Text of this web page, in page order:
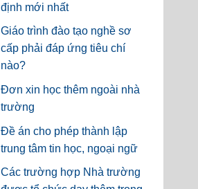
định mới nhất
Giáo trình đào tạo nghề sơ
cấp phải đáp ứng tiêu chí
nào?
Đơn xin học thêm ngoài nhà
trường
Đề án cho phép thành lập
trung tâm tin học, ngoại ngữ
Các trường hợp Nhà trường